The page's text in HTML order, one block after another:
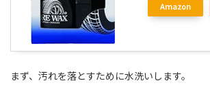
Amazon
まず、汚れを落とすために水洗いします。